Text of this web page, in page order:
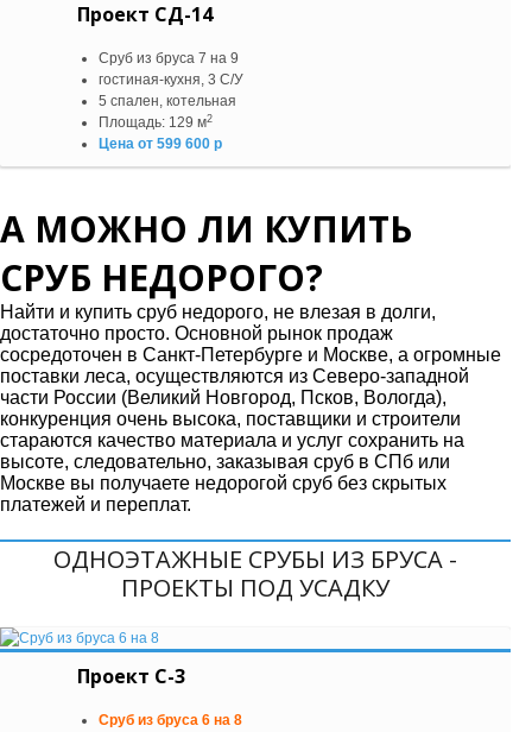
Проект СД-14
Сруб из бруса 7 на 9
гостиная-кухня, 3 С/У
5 спален, котельная
Площадь: 129 м2
Цена от 599 600 р
А МОЖНО ЛИ КУПИТЬ
СРУБ НЕДОРОГО?
Найти и купить сруб недорого, не влезая в долги,
достаточно просто. Основной рынок продаж
сосредоточен в Санкт-Петербурге и Москве, а огромные
поставки леса, осуществляются из Северо-западной
части России (Великий Новгород, Псков, Вологда),
конкуренция очень высока, поставщики и строители
стараются качество материала и услуг сохранить на
высоте, следовательно, заказывая сруб в СПб или
Москве вы получаете недорогой сруб без скрытых
платежей и переплат.
ОДНОЭТАЖНЫЕ СРУБЫ ИЗ БРУСА -
ПРОЕКТЫ ПОД УСАДКУ
Проект С-3
Сруб из бруса 6 на 8